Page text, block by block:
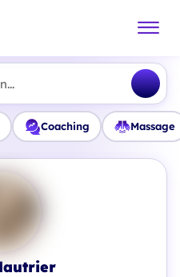
Coaching Massage